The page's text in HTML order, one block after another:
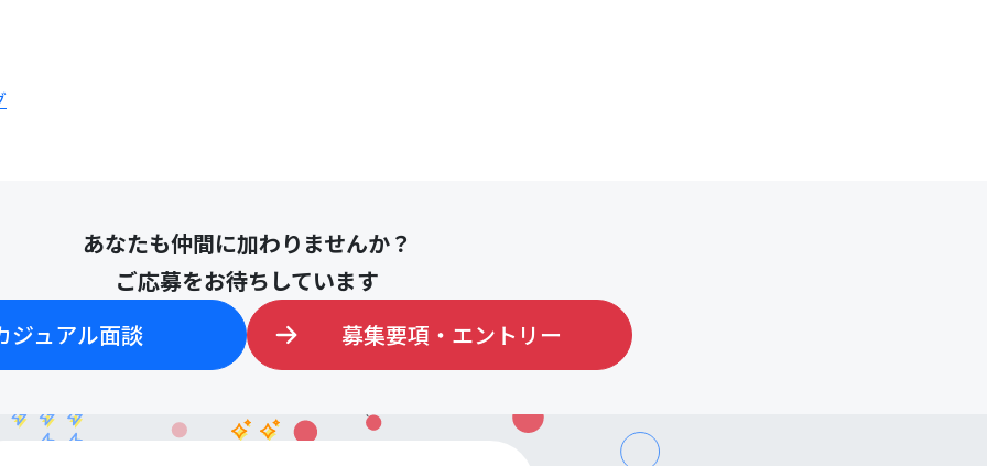
あなたも仲間に加わりませんか？
ご応募をお待ちしています
ジュアル面談
募集要項・エントリー